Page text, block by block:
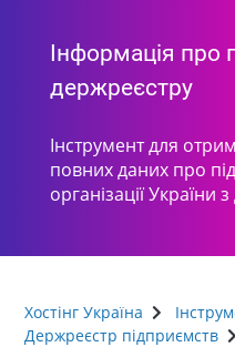
Інформація про
держреєстру
Інструмент для
повних даних про
організації України
Хостінг Україна
Держреєстр підприємств